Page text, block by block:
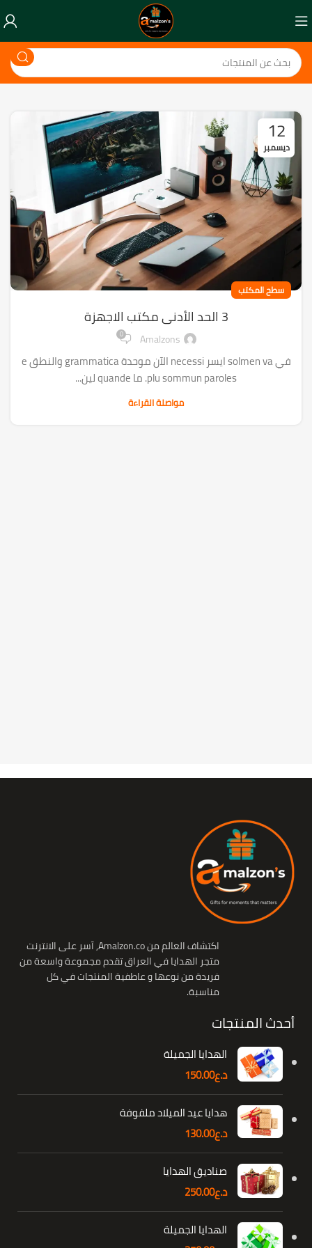
12
ديسمبر
سطح المكتب
3 الحد الأدنى مكتب الاجهزة
Amalzons
0
في solmen va ايسر necessi الآن موحدة grammatica والنطق e
plu sommun paroles. ما quande لين...
مواصلة القراءة
اكتشاف العالم من Amalzon.co, آسر على الانترنت
متجر الهدايا في العراق تقدم مجموعة واسعة من
فريدة من نوعها و عاطفية المنتجات في كل
مناسبة.
أحدث المنتجات
الهدايا الجميلة
د.ع150.00
هدايا عيد الميلاد ملفوفة
د.ع130.00
صناديق الهدايا
د.ع250.00
الهدايا الجميلة